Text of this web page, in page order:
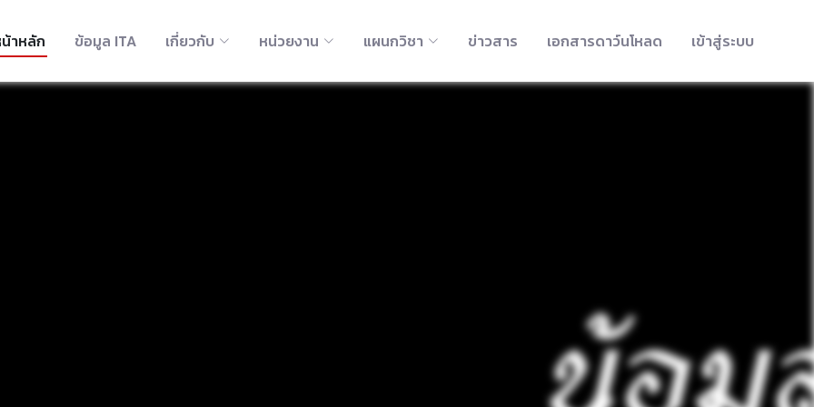
าหลัก ข้อมูล ITA เกี่ยวกับ หน่วยงาน แผนกวิชา ข่าวสาร เอกสารดาว์นโหลด เข้าสู่ระบบ